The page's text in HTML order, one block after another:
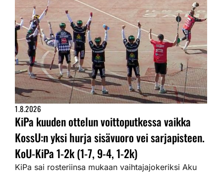
1.8.2026
KiPa kuuden ottelun voittoputkessa vaikka
KossU:n yksi hurja sisävuoro vei sarjapisteen.
KoU-KiPa 1-2k (1-7, 9-4, 1-2k)
KiPa sai rosteriinsa mukaan vaihtajajokeriksi Aku